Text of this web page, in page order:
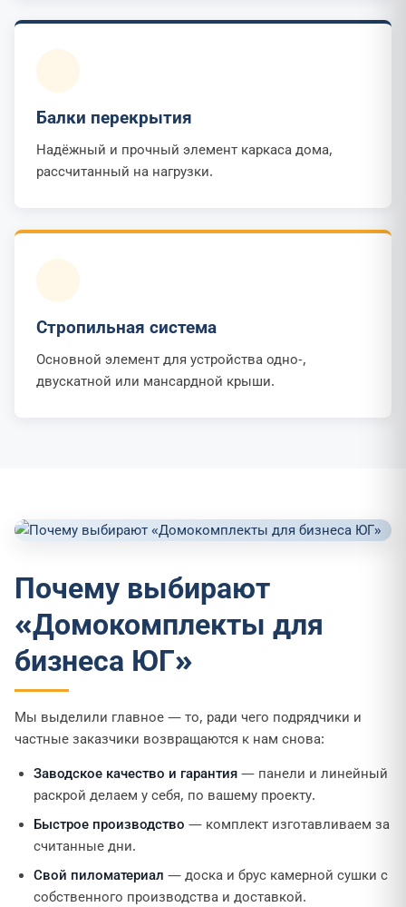
Балки перекрытия
Надёжный и прочный элемент каркаса дома,
рассчитанный на нагрузки.
Стропильная система
Основной элемент для устройства одно-,
двускатной или мансардной крыши.
Почему выбирают
«Домокомплекты для
бизнеса ЮГ»
Мы выделили главное — то, ради чего подрядчики и
частные заказчики возвращаются к нам снова:
Заводское качество и гарантия — панели и линейный
раскрой делаем у себя, по вашему проекту.
Быстрое производство — комплект изготавливаем за
считанные дни.
Свой пиломатериал — доска и брус камерной сушки с
собственного производства и доставкой.